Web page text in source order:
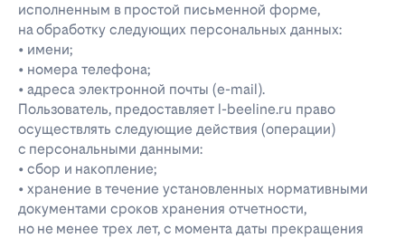
исполненным в простой письменной форме,
на обработку следующих персональных данных:
• имени;
• номера телефона;
• адреса электронной почты (e-mail).
Пользователь, предоставляет l-beeline.ru право
осуществлять следующие действия (операции)
с персональными данными:
• сбор и накопление;
• хранение в течение установленных нормативными
документами сроков хранения отчетности,
но не менее трех лет, с момента даты прекращения